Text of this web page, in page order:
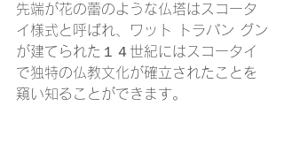
先端が花の蕾のような仏塔はスコータ
イ様式と呼ばれ、ワット トラパン グン
が建てられた１４世紀にはスコータイ
で独特の仏教文化が確立されたことを
窺い知ることができます。